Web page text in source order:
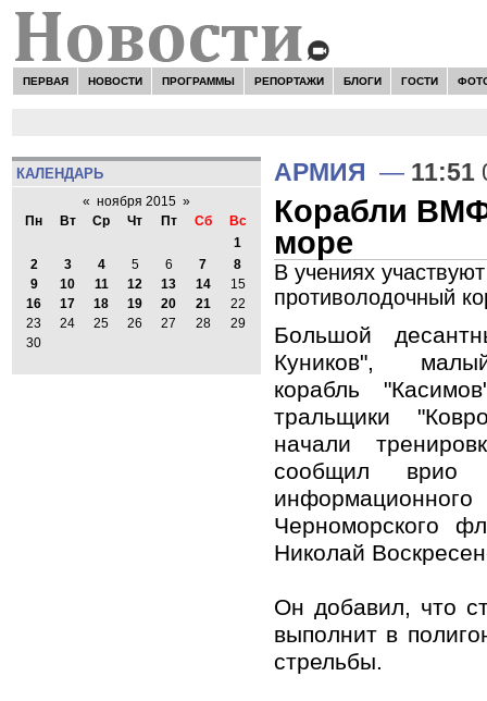
ПЕРВАЯ НОВОСТИ ПРОГРАММЫ РЕПОРТАЖИ БЛОГИ ГОСТИ
КАЛЕНДАРЬ
« ноября 2015 »
Пн
Вт Ср Чт Пт Сб
Вс
1
2
3 4 5 6 7
8
9
10 11 12 13 14
15
16
17 18 19 20 21
22
23
24 25 26 27 28
29
30
АРМИЯ — 11:51
Корабли
море
В учениях
противолодочный
Большой
Куников",
корабль
тральщики
начали
сообщил врио
Черноморского
Николай
Он добавил, что
выполнит в
стрельбы.